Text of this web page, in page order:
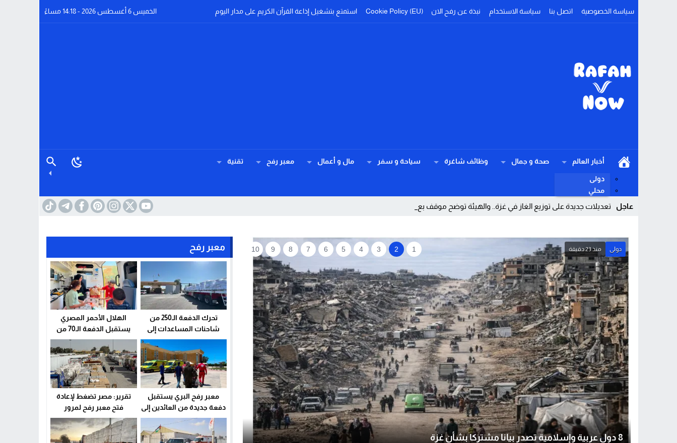
سياسة الخصوصية اتصل بنا سياسة الاستخدام نبذة عن رفح الان Cookie Policy (EU) استمتع بتشغيل إذاعة القرآن الكريم على مدار اليوم الخميس 6 أغسطس 2026 - 14:18 مساءً
أخبار العالم
دولى
محلي
صحة و جمال وظائف شاغرة سياحة و سفر مال و أعمال معبر رفح تقنية
عاجل تعديلات جديدة على توزيع الغاز في غزة.. والهيئة توضح موقف بعض الفئات
Previous
Next
8 دول عربية وإسلامية تصدر بيانا مشتركا بشأن غزة
دولى منذ 23 دقيقة 1
2
3
4
5
6
7
8
9
10 معبر رفح
تحرك الدفعة الـ250 من
شاحنات المساعدات إلى
قطاع غزة من أمام معبر رفح
الهلال الأحمر المصري
يستقبل الدفعة الـ70 من
الجرحى والمرضى
الفلسطينيين عبر معبر رفح
معبر رفح البري يستقبل
دفعة جديدة من العائدين إلى
قطاع غزة
تقرير: مصر تضغط لإعادة
فتح معبر رفح لمرور
البضائع.. وموقف إسرائيلي
من المقترح